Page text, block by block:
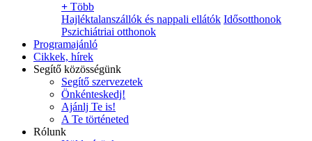
+ Több
Hajléktalanszállók és nappali ellátók Idősotthonok
Pszichiátriai otthonok
Programajánló
Cikkek, hírek
Segítő közösségünk
Segítő szervezetek
Önkénteskedj!
Ajánlj Te is!
A Te történeted
Rólunk